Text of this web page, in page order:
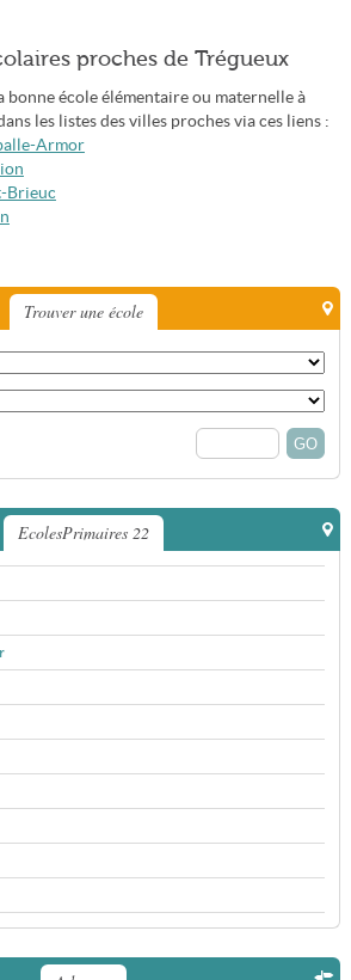
proches de Trégueux
bonne école élémentaire ou maternelle à
les listes des villes proches via ces liens :
Armor
Brieuc
Trouver une école
EcolesPrimaires 22